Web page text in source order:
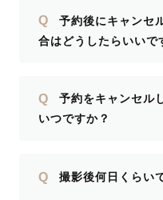
Q
予約後にキャンセ
合はどうしたらいいで
Q
予約をキャンセル
いつですか？
Q 撮影後何日くらい